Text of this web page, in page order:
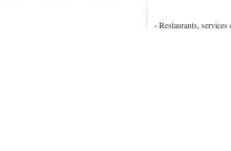
- Restaurants,